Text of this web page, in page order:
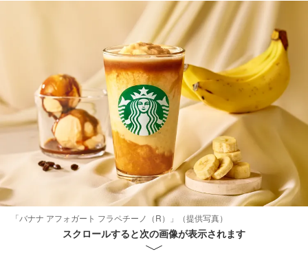
「バナナ アフォガート フラペチーノ（R）」（提供写真）
スクロールすると次の画像が表示されます